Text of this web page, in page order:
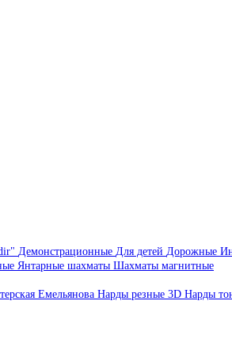
Демонстрационные Для детей Дорожные
Янтарные шахматы Шахматы магнитные
Емельянова Нарды резные 3D Нарды